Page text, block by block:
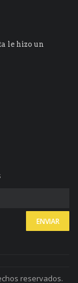
le hizo un
reservados.